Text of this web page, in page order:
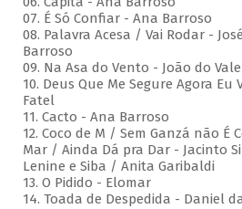
07. É Só Confiar - Ana Barroso
08. Palavra Acesa / Vai Rodar -
Barroso
09. Na Asa do Vento - João do Vale
10. Deus Que Me Segure Agora Eu
Fatel
11. Cacto - Ana Barroso
12. Coco de M / Sem Ganzá não É
Mar / Ainda Dá pra Dar - Jacinto
Lenine e Siba / Anita Garibaldi
13. O Pidido - Elomar
14. Toada de Despedida - Daniel